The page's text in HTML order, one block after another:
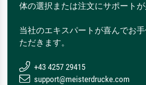
体の選択または注文にサポート
当社のエキスパートが喜んでお
ただきます。
+43 4257 29415
support@meisterdrucke.com